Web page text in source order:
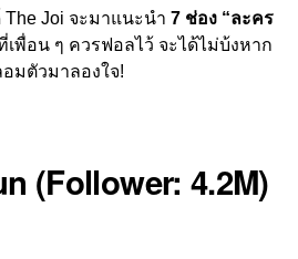
Joi จะมาแนะนำ 7 ช่อง “ละคร
เพื่อน ๆ ควรฟอลไว้ จะได้ไม่บ้งหาก
มตัวมาลองใจ!
(Follower: 4.2M)